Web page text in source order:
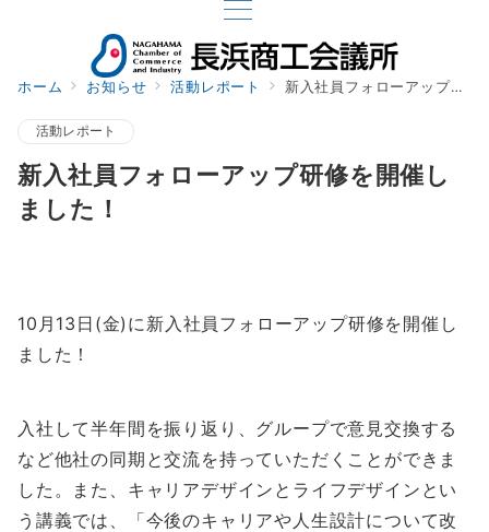
ホーム お知らせ 活動レポート 新入社員フォローアップ研修を開催しました！
活動レポート
新入社員フォローアップ研修を開催し
ました！
10月13日(金)に新入社員フォローアップ研修を開催し
ました！
入社して半年間を振り返り、グループで意見交換する
など他社の同期と交流を持っていただくことができま
した。また、キャリアデザインとライフデザインとい
う講義では、「今後のキャリアや人生設計について改